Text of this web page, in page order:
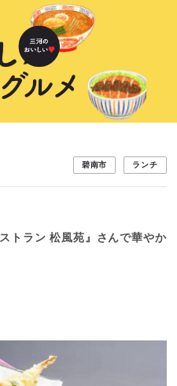
碧南市 ランチ
トラン 松風苑』さんで華やか